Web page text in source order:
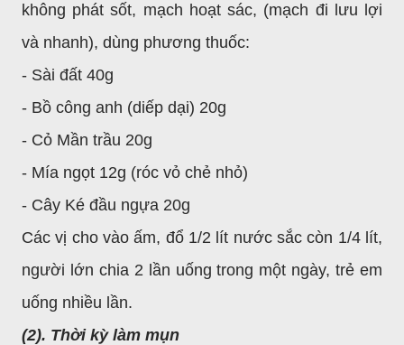
không phát sốt, mạch hoạt sác, (mạch đi lưu lợi
và nhanh), dùng phương thuốc:
- Sài đất 40g
- Bồ công anh (diếp dại) 20g
- Cỏ Mần trầu 20g
- Mía ngọt 12g (róc vỏ chẻ nhỏ)
- Cây Ké đầu ngựa 20g
Các vị cho vào ấm, đổ 1/2 lít nước sắc còn 1/4 lít,
người lớn chia 2 lần uống trong một ngày, trẻ em
uống nhiều lần.
(2). Thời kỳ làm mụn